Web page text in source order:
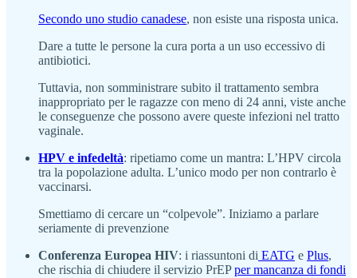
Secondo uno studio canadese, non esiste una risposta unica.
Dare a tutte le persone la cura porta a un uso eccessivo di
antibiotici.
Tuttavia, non somministrare subito il trattamento sembra
inappropriato per le ragazze con meno di 24 anni, viste anche
le conseguenze che possono avere queste infezioni nel tratto
vaginale.
HPV e infedeltà: ripetiamo come un mantra: L’HPV circola
tra la popolazione adulta. L’unico modo per non contrarlo è
vaccinarsi.
Smettiamo di cercare un “colpevole”. Iniziamo a parlare
seriamente di prevenzione
Conferenza Europea HIV: i riassuntoni di EATG e Plus,
che rischia di chiudere il servizio PrEPper mancanza di fondi